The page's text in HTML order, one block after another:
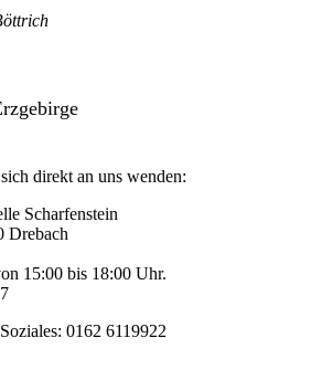
direkt an uns wenden:
Scharfenstein
Drebach
15:00 bis 18:00 Uhr.
0162 6119922